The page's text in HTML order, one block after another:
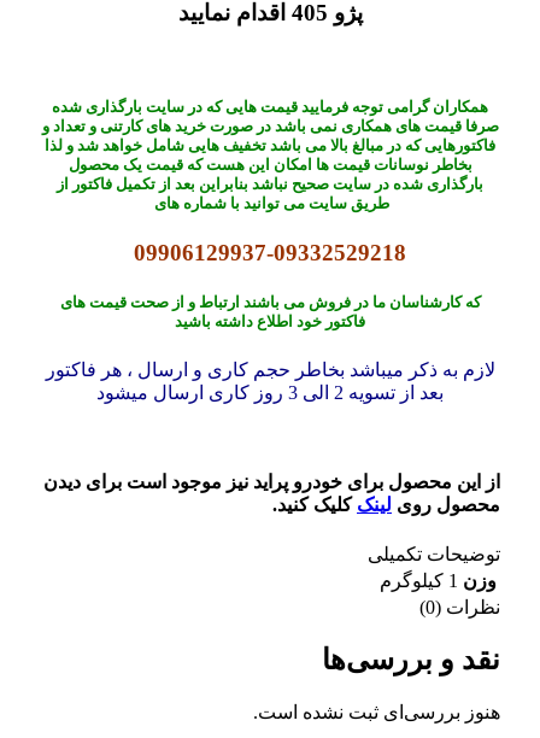
پژو 405 اقدام نمایید
همکاران گرامی توجه فرمایید قیمت هایی که در سایت بارگذاری شده
صرفا قیمت های همکاری نمی باشد در صورت خرید های کارتنی و تعداد و
فاکتورهایی که در مبالغ بالا می باشد تخفیف هایی شامل خواهد شد و لذا
بخاطر نوسانات قیمت ها امکان این هست که قیمت یک محصول
بارگذاری شده در سایت صحیح نباشد بنابراین بعد از تکمیل فاکتور از
طریق سایت می توانید با شماره های
09906129937-09332529218
که کارشناسان ما در فروش می باشند ارتباط و از صحت قیمت های
فاکتور خود اطلاع داشته باشید
لازم به ذکر میباشد بخاطر حجم کاری و ارسال ، هر فاکتور
بعد از تسویه 2 الی 3 روز کاری ارسال میشود
از این محصول برای خودرو پراید نیز موجود است برای دیدن
محصول روی لینک کلیک کنید.
توضیحات تکمیلی
وزن 1 کیلوگرم
نظرات (0)
نقد و بررسی‌ها
هنوز بررسی‌ای ثبت نشده است.